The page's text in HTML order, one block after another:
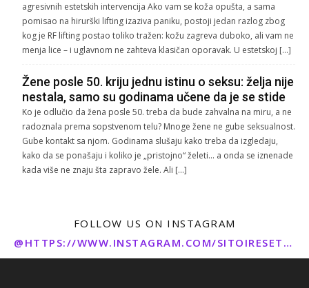
agresivnih estetskih intervencija Ako vam se koža opušta, a sama
pomisao na hirurški lifting izaziva paniku, postoji jedan razlog zbog
kog je RF lifting postao toliko tražen: kožu zagreva duboko, ali vam ne
menja lice – i uglavnom ne zahteva klasičan oporavak. U estetskoj […]
Žene posle 50. kriju jednu istinu o seksu: želja nije
nestala, samo su godinama učene da je se stide
Ko je odlučio da žena posle 50. treba da bude zahvalna na miru, a ne
radoznala prema sopstvenom telu? Mnoge žene ne gube seksualnost.
Gube kontakt sa njom. Godinama slušaju kako treba da izgledaju,
kako da se ponašaju i koliko je „pristojno“ želeti… a onda se iznenade
kada više ne znaju šta zapravo žele. Ali […]
FOLLOW US ON INSTAGRAM
@HTTPS://WWW.INSTAGRAM.COM/SITOIRESETO/